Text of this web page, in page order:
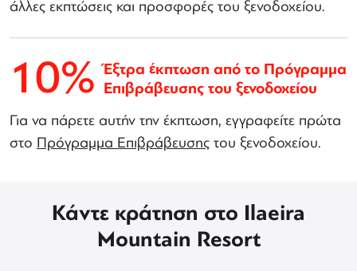
άλλες εκπτώσεις και προσφορές του ξενοδοχείου.
10% Έξτρα έκπτωση από το Πρόγραμμα
Επιβράβευσης του ξενοδοχείου
Για να πάρετε αυτήν την έκπτωση, εγγραφείτε πρώτα
στο Πρόγραμμα Επιβράβευσηςτου ξενοδοχείου.
Κάντε κράτηση στο Ilaeira
Mountain Resort